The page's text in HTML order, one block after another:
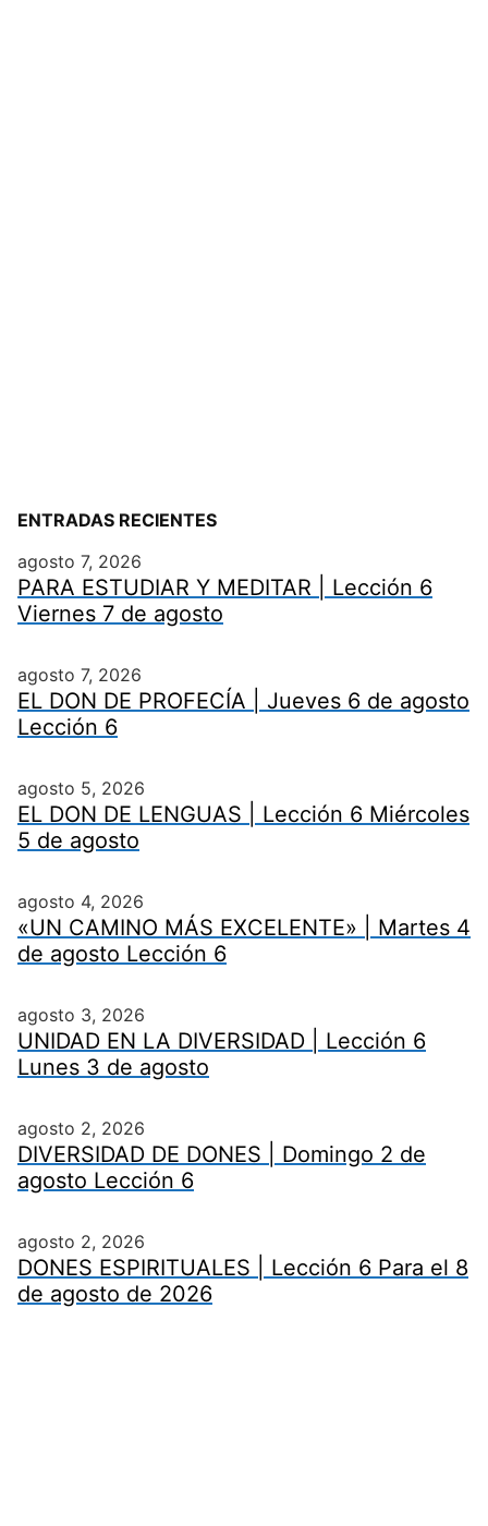
ENTRADAS RECIENTES
agosto 7, 2026
PARA ESTUDIAR Y MEDITAR | Lección 6
Viernes 7 de agosto
agosto 7, 2026
EL DON DE PROFECÍA | Jueves 6 de agosto
Lección 6
agosto 5, 2026
EL DON DE LENGUAS | Lección 6 Miércoles
5 de agosto
agosto 4, 2026
«UN CAMINO MÁS EXCELENTE» | Martes 4
de agosto Lección 6
agosto 3, 2026
UNIDAD EN LA DIVERSIDAD | Lección 6
Lunes 3 de agosto
agosto 2, 2026
DIVERSIDAD DE DONES | Domingo 2 de
agosto Lección 6
agosto 2, 2026
DONES ESPIRITUALES | Lección 6 Para el 8
de agosto de 2026